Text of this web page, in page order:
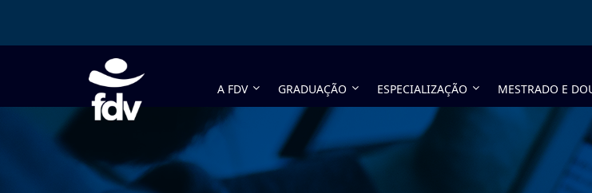
A FDV GRADUAÇÃO ESPECIALIZAÇÃO MESTRADO E